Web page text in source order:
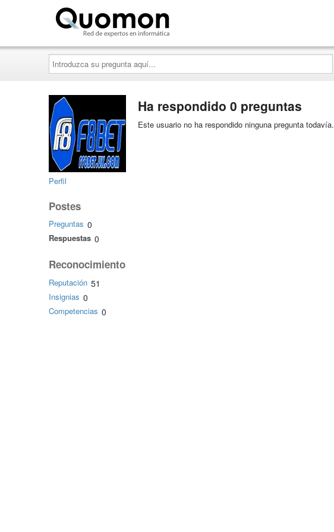
Introduzca
su
pregunta
aquí...
Perfil
Postes
Preguntas 0
Respuestas 0
Reconocimiento
Reputación 51
Insignias 0
Competencias 0
Ha respondido 0 preguntas
Este usuario no ha respondido ninguna pregunta todavía.